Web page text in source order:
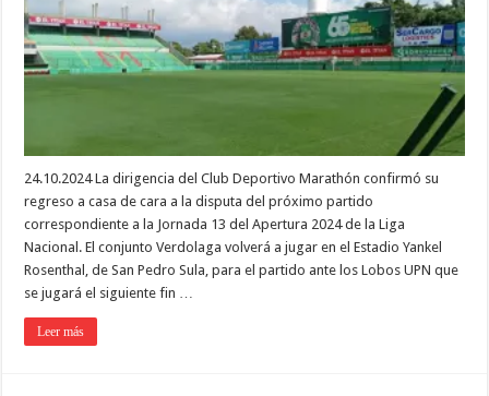
24.10.2024 La dirigencia del Club Deportivo Marathón confirmó su
regreso a casa de cara a la disputa del próximo partido
correspondiente a la Jornada 13 del Apertura 2024 de la Liga
Nacional. El conjunto Verdolaga volverá a jugar en el Estadio Yankel
Rosenthal, de San Pedro Sula, para el partido ante los Lobos UPN que
se jugará el siguiente fin …
Leer más